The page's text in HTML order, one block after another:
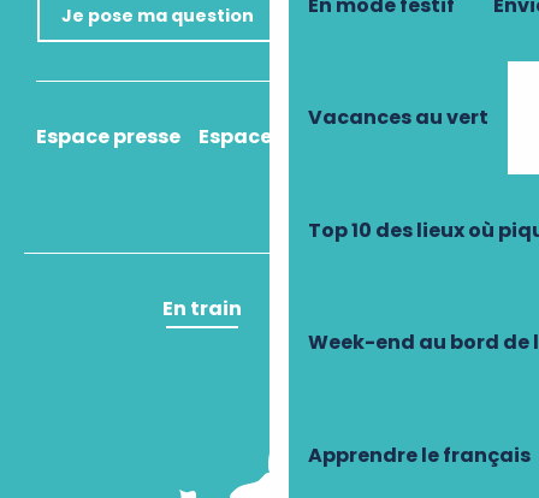
Vacances au vert
Top 10 des lieux où
Week-end au bord de
Apprendre le français
Je pose ma question
Espace presse Espace pro
En train